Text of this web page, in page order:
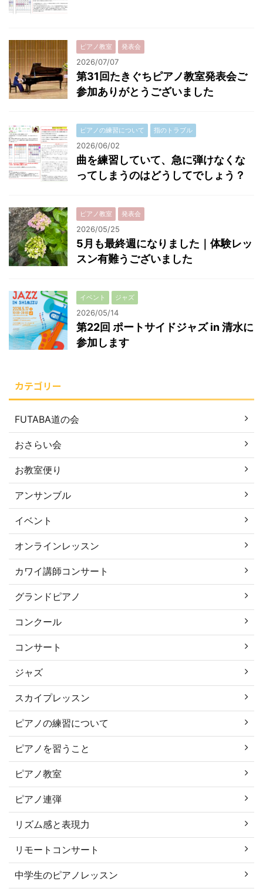
ピアノ教室 発表会
2026/07/07
第31回たきぐちピアノ教室発表会ご
参加ありがとうございました
ピアノの練習について 指のトラブル
2026/06/02
曲を練習していて、急に弾けなくな
ってしまうのはどうしてでしょう？
ピアノ教室 発表会
2026/05/25
5月も最終週になりました｜体験レッ
スン有難うございました
イベント ジャズ
2026/05/14
第22回 ポートサイドジャズ in 清水に
参加します
カテゴリー
FUTABA道の会
おさらい会
お教室便り
アンサンブル
イベント
オンラインレッスン
カワイ講師コンサート
グランドピアノ
コンクール
コンサート
ジャズ
スカイプレッスン
ピアノの練習について
ピアノを習うこと
ピアノ教室
ピアノ連弾
リズム感と表現力
リモートコンサート
中学生のピアノレッスン